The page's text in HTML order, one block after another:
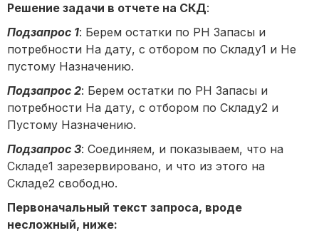
Решение задачи в отчете на СКД:
Подзапрос 1: Берем остатки по РН Запасы и
потребности На дату, с отбором по Складу1 и Не
пустому Назначению.
Подзапрос 2: Берем остатки по РН Запасы и
потребности На дату, с отбором по Складу2 и
Пустому Назначению.
Подзапрос 3: Соединяем, и показываем, что на
Складе1 зарезервировано, и что из этого на
Складе2 свободно.
Первоначальный текст запроса, вроде
несложный, ниже: